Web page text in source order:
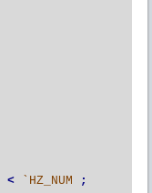
< `HZ_NUM
;